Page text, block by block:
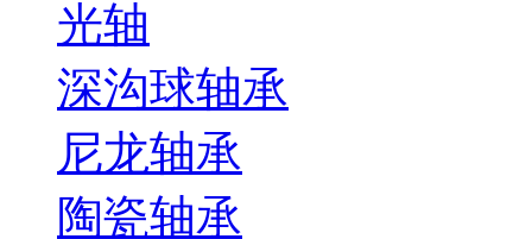
光轴
深沟球轴承
尼龙轴承
陶瓷轴承